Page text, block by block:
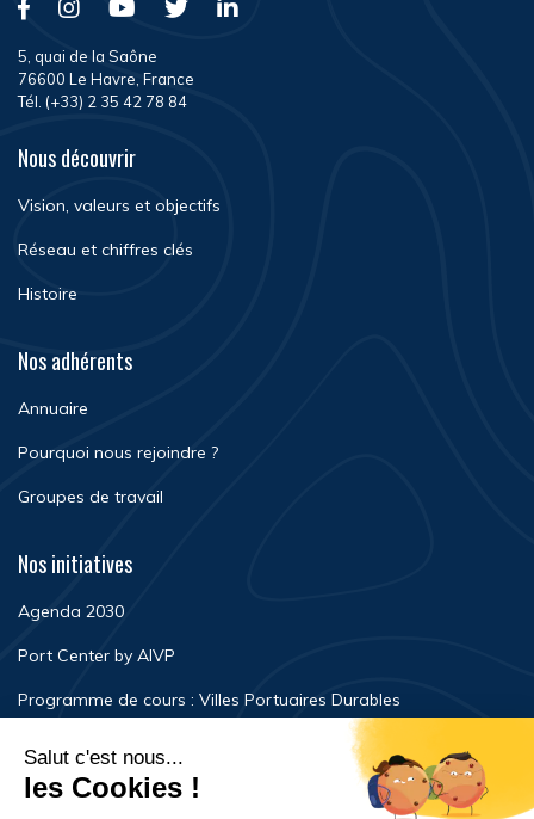
5, quai de la Saône
76600 Le Havre, France
Tél. (+33) 2 35 42 78 84
Nous découvrir
Vision, valeurs et objectifs
Réseau et chiffres clés
Histoire
Nos adhérents
Annuaire
Pourquoi nous rejoindre ?
Groupes de travail
Nos initiatives
Agenda 2030
Port Center by AIVP
Programme de cours : Villes Portuaires Durables
Newsroom